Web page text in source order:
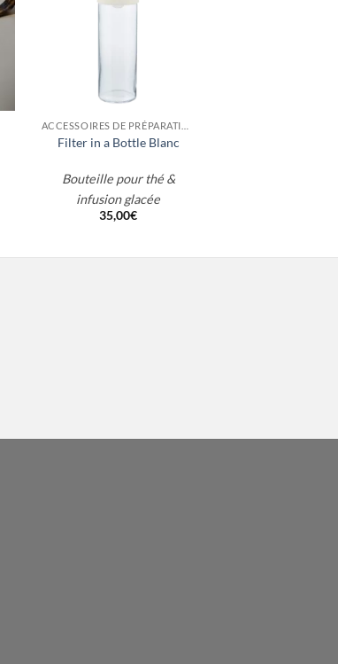
Filter in a Bottle Blanc
Bouteille pour thé &
infusion glacée
35,00€